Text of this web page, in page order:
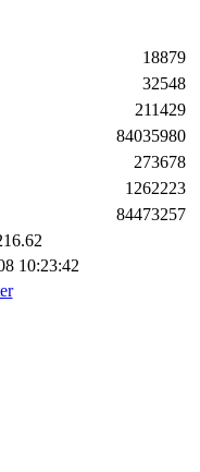
18879
32548
211429
84035980
273678
1262223
84473257
10:23:42